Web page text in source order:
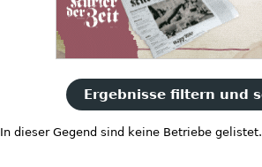
Ergebnisse filtern und
In dieser Gegend sind keine Betriebe gelistet.